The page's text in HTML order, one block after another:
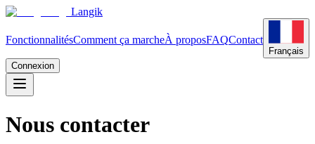
Langik
FonctionnalitésComment ça marcheÀ proposFAQContact
Français
Connexion
Nous contacter